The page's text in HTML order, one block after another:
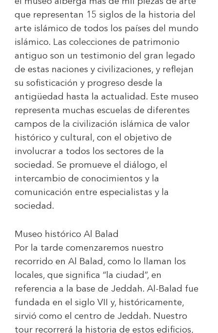
que representan 15 siglos de la historia del
arte islámico de todos los países del mundo
islámico. Las colecciones de patrimonio
antiguo son un testimonio del gran legado
de estas naciones y civilizaciones, y reflejan
su sofisticación y progreso desde la
antigüedad hasta la actualidad. Este museo
representa muchas escuelas de diferentes
campos de la civilización islámica de valor
histórico y cultural, con el objetivo de
involucrar a todos los sectores de la
sociedad. Se promueve el diálogo, el
intercambio de conocimientos y la
comunicación entre especialistas y la
sociedad.
Museo histórico Al Balad
Por la tarde comenzaremos nuestro
recorrido en Al Balad, como lo llaman los
locales, que significa “la ciudad”, en
referencia a la base de Jeddah. Al-Balad fue
fundada en el siglo VII y, históricamente,
sirvió como el centro de Jeddah. Nuestro
tour recorrerá la historia de estos edificios,